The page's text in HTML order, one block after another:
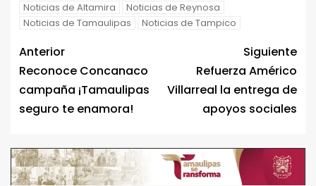
Noticias de Altamira
Noticias de Reynosa
Noticias de Tamaulipas
Noticias de Tampico
Anterior
Reconoce Concanaco
campaña ¡Tamaulipas
seguro te enamora!
Siguiente
Refuerza Américo
Villarreal la entrega de
apoyos sociales